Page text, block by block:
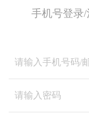
手机号登录/